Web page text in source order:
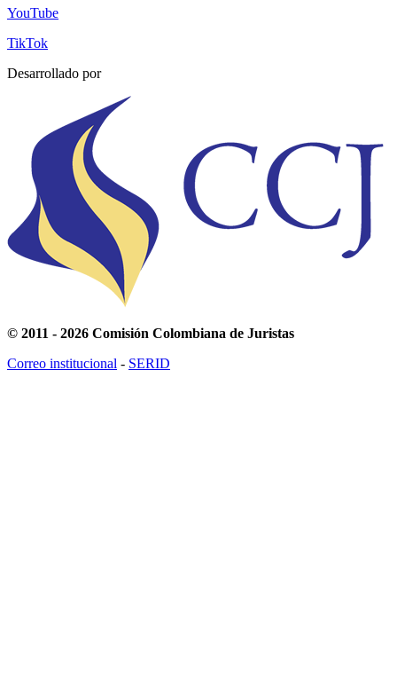
YouTube
TikTok
Desarrollado por
© 2011 - 2026 Comisión Colombiana de Juristas
Correo institucional - SERID